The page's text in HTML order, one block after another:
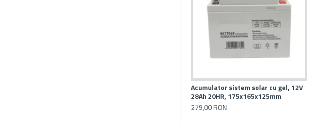
Acumulator sistem solar cu gel, 12V
28Ah 20HR, 175x165x125mm
279,00 RON